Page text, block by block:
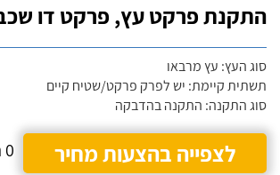
התקנת פרקט עץ, פרקט דו
סוג העץ: עץ מרבאו
תשתית קיימת: יש לפרק פרקט/שטיח קיים
סוג התקנה: התקנה בהדבקה
לצפייה בהצעות מחיר
0 הצעות מחיר